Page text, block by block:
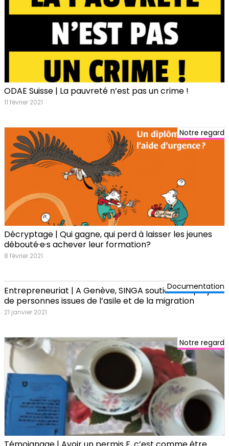
ODAE Suisse | La pauvreté n’est pas un crime !
11 février 2021
Notre regard
Décryptage | Qui gagne, qui perd à laisser les jeunes
débouté·e·s achever leur formation?
8 février 2021
Documentation
Entrepreneuriat | A Genève, SINGA soutient les projets
de personnes issues de l’asile et de la migration
21 janvier 2021
Notre regard